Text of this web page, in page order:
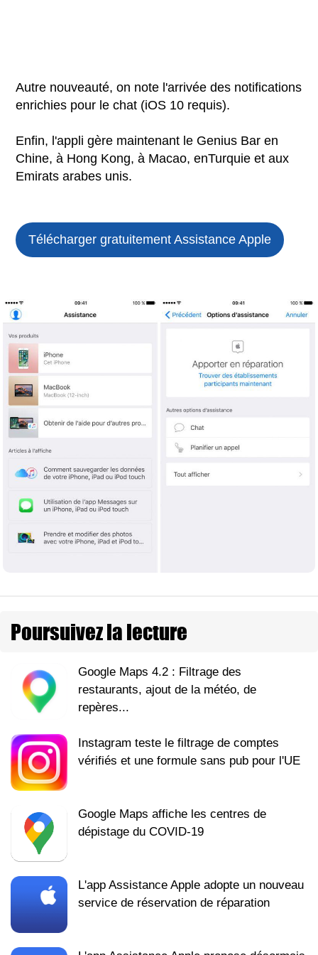
Autre nouveauté, on note l'arrivée des notifications
enrichies pour le chat (iOS 10 requis).
Enfin, l'appli gère maintenant le Genius Bar en
Chine, à Hong Kong, à Macao, enTurquie et aux
Emirats arabes unis.
Télécharger gratuitement Assistance Apple
Poursuivez la lecture
Google Maps 4.2 : Filtrage des
restaurants, ajout de la météo, de
repères...
Instagram teste le filtrage de comptes
vérifiés et une formule sans pub pour l'UE
Google Maps affiche les centres de
dépistage du COVID-19
L'app Assistance Apple adopte un nouveau
service de réservation de réparation